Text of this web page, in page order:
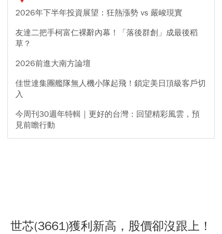
2026年下半年投資展望：狂熱漲勢 vs 嚴峻現實
友達二把手柯富仁裸辭內幕！「落後群創」成最後稻
草？
2026前進大南方論壇
佳世達集團艦隊無人機小隊起飛！鎖定美日頂級客戶切
入
今周刊30週年特輯｜更好的台灣：回望精彩風雲，預
見前瞻行動
世芯(3661)獲利新高，股價卻沒跟上！